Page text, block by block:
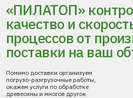
«ПИЛАТОП»
качество и
процессовот
поставки на ваш
Помимо доставки организуем
погрузо-разгрузочные работы,
окажем услуги по обработке
древесины и многое другое.